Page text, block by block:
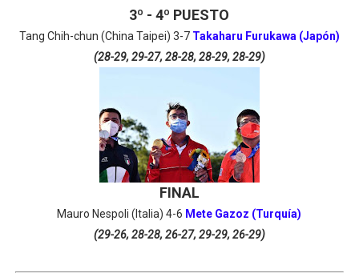
3º - 4º PUESTO
Tang Chih-chun (China Taipei) 3-7 Takaharu Furukawa (Japón)
(28-29, 29-27, 28-28, 28-29, 28-29)
FINAL
Mauro Nespoli (Italia) 4-6 Mete Gazoz (Turquía)
(29-26, 28-28, 26-27, 29-29, 26-29)